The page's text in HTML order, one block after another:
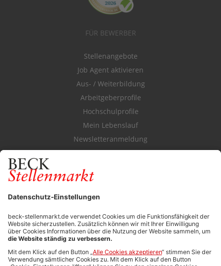
FÜR BEWERBER
Stellenangebote
Job Agent aktivieren
Aus- / Weiterbildung
Arbeitgeberprofile
Hochschulprofile
Mein Lebenslauf
Newsletteranmeldung
Durchsuchen Sie den Stellenkatalog
FÜR ARBEITGEBER
Stellenmarktpreise
Anzeigen-AGB
Media-Daten
Newsletteranmeldung
Produktübersicht